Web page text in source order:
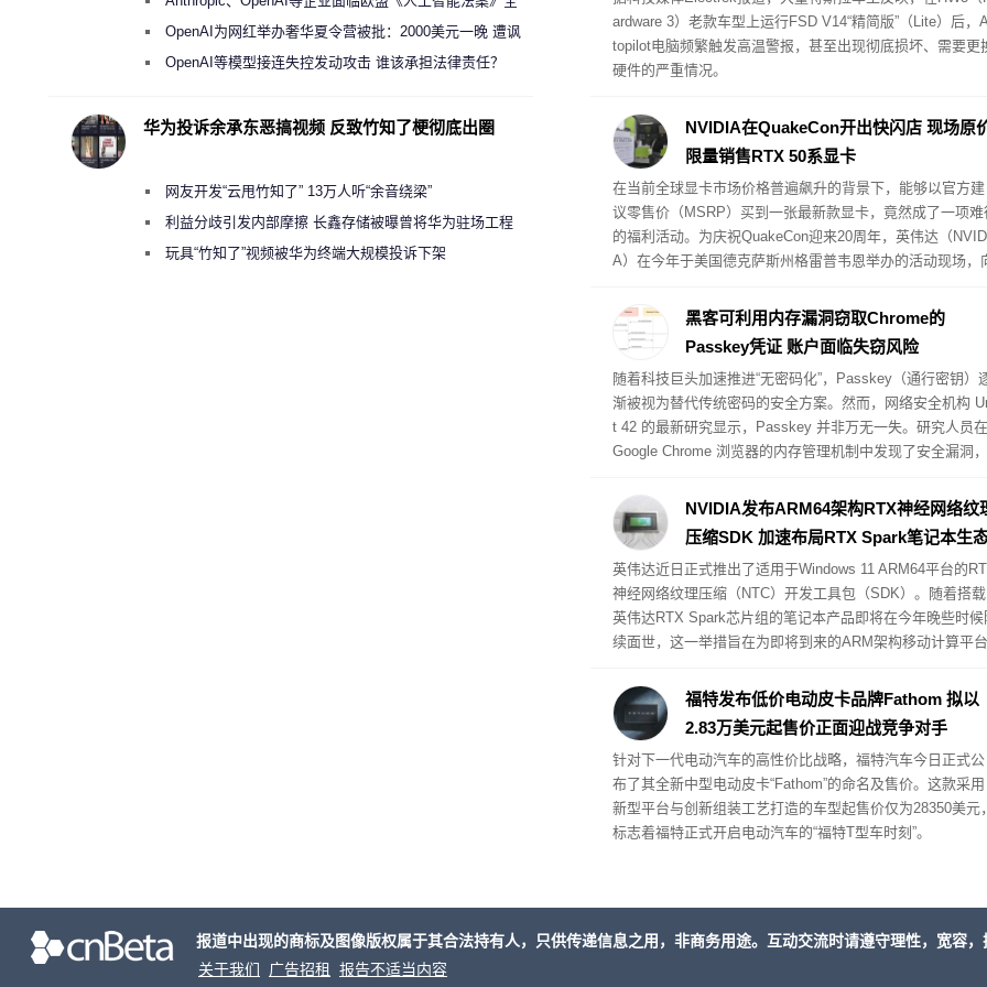
ardware 3）老款车型上运行FSD V14“精简版”（Lite）后，
topilot电脑频繁触发高温警报，甚至出现彻底损坏、需要更
硬件的严重情况。
NVIDIA在QuakeCon开出快闪店 现场原
限量销售RTX 50系显卡
在当前全球显卡市场价格普遍飙升的背景下，能够以官方建
议零售价（MSRP）买到一张最新款显卡，竟然成了一项难
的福利活动。为庆祝QuakeCon迎来20周年，英伟达（NVIDI
A）在今年于美国德克萨斯州格雷普韦恩举办的活动现场，
rs Edition）的特权。英伟达将这一现场销售活动命名为“实地
核验优先购（Verified Priority Access IRL）”。
黑客可利用内存漏洞窃取Chrome的
Passkey凭证 账户面临失窃风险
随着科技巨头加速推进“无密码化”，Passkey（通行密钥）
渐被视为替代传统密码的安全方案。然而，网络安全机构
t 42 的最新研究显示，Passkey 并非万无一失。研究人员在
Google Chrome 浏览器的内存管理机制中发现了安全漏洞，
key 密钥，进而控制受害者的在线账户。不过，实施此类攻
的前提条件是受害者的 PC 设备必须已被注入恶意软件。
NVIDIA发布ARM64架构RTX神经网络纹
压缩SDK 加速布局RTX Spark笔记本生
英伟达近日正式推出了适用于Windows 11 ARM64平台的
神经网络纹理压缩（NTC）开发工具包（SDK）。随着搭载
英伟达RTX Spark芯片组的笔记本产品即将在今年晚些时候
续面世，这一举措旨在为即将到来的ARM架构移动计算平台
福特发布低价电动皮卡品牌Fathom 拟以
2.83万美元起售价正面迎战竞争对手
针对下一代电动汽车的高性价比战略，福特汽车今日正式公
布了其全新中型电动皮卡“Fathom”的命名及售价。这款采用
新型平台与创新组装工艺打造的车型起售价仅为28350美元，
标志着福特正式开启电动汽车的“福特T型车时刻”。
新执法权限审查
OpenAI为网红举办奢华夏令营被批：2000美元一晚 遭讽
“反乌托邦”
OpenAI等模型接连失控发动攻击 谁该承担法律责任？
华为投诉余承东恶搞视频 反致竹知了梗彻底出圈
网友开发“云甩竹知了” 13万人听“余音绕梁”
利益分歧引发内部摩擦 长鑫存储被曝曾将华为驻场工程
师驱逐出研发基地
玩具“竹知了”视频被华为终端大规模投诉下架
报道中出现的商标及图像版权属于其合法持有人，只供传递信息之用，非商务用途。互动交流时请遵守理性，宽容，
关于我们
广告招租 报告不适当内容